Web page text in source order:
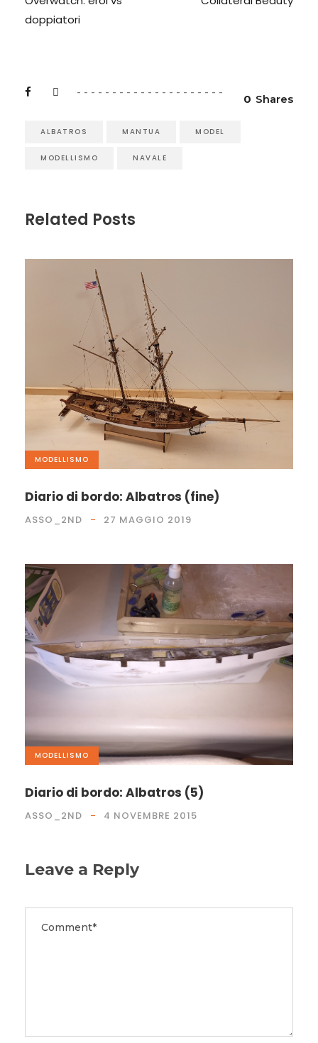
doppiatori
0 Shares
ALBATROS MANTUA MODEL
MODELLISMO NAVALE
Related Posts
MODELLISMO
Diario di bordo: Albatros (fine)
ASSO_2ND 27 MAGGIO 2019
MODELLISMO
Diario di bordo: Albatros (5)
ASSO_2ND 4 NOVEMBRE 2015
Leave a Reply